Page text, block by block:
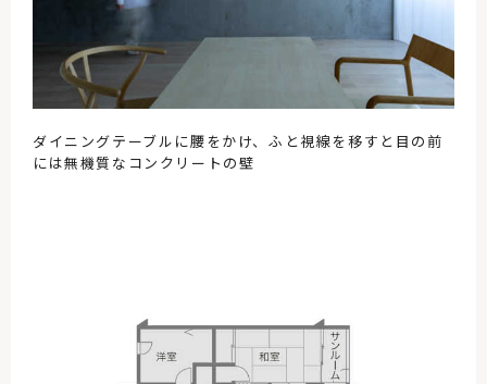
ダイニングテーブルに腰をかけ、ふと視線を移すと目の前
には無機質なコンクリートの壁